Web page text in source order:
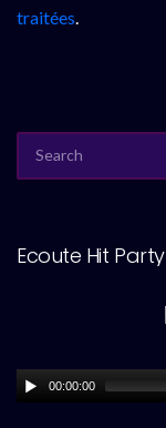
traitées.
FOR:
Ecoute Hit Party
00:00:00